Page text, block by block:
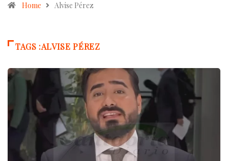
Home Alvise Pérez
TAGS :ALVISE PÉREZ